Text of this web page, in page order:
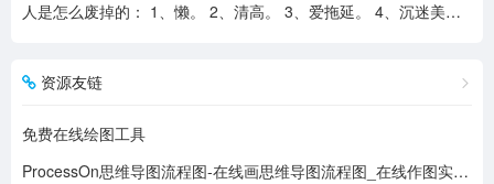
人是怎么废掉的： 1、懒。 2、清高。 3、爱拖延。 4、沉迷美色。 5、没有自控力。 6、不思考不学习。 7、安慰式自我欺骗。 8、胆小如鼠不敢打拼。 9、不懂示弱找别人帮助。 10、满脑子都是鸡毛蒜皮，忽略重大事情的选择。
资源友链
免费在线绘图工具
ProcessOn思维导图流程图-在线画思维导图流程图_在线作图实时协作